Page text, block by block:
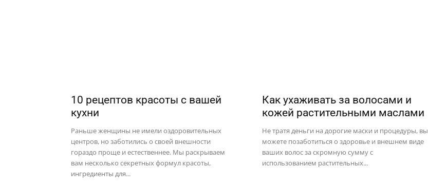
10 рецептов красоты с вашей
кухни
Раньше женщины не имели оздоровительных
центров, но заботились о своей внешности
гораздо проще и естественнее. Мы раскрываем
вам несколько секретных формул красоты,
ингредиенты для...
Как ухаживать за волосами и
кожей растительными маслами
Не тратя деньги на дорогие маски и процедуры, вы
можете позаботиться о здоровье и внешнем виде
ваших волос за скромную сумму с
использованием растительных...